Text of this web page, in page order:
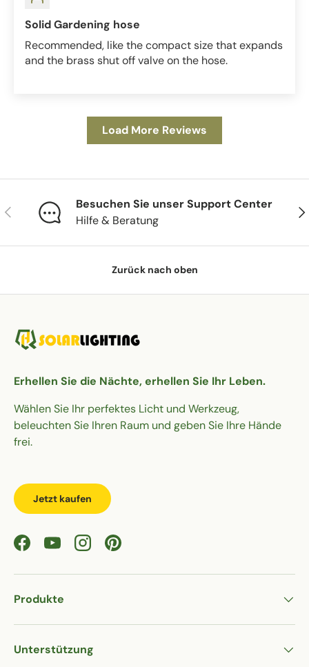
Solid Gardening hose
Recommended, like the compact size that expands
and the brass shut off valve on the hose.
Load More Reviews
Vorherige
Besuchen Sie unser Support Center
Hilfe & Beratung
Zurück nach oben
Erhellen Sie die Nächte, erhellen Sie Ihr Leben.
Wählen Sie Ihr perfektes Licht und Werkzeug,
beleuchten Sie Ihren Raum und geben Sie Ihre Hände
frei.
Jetzt kaufen
FacebookYouTubeInstagramPinterest
Produkte
Unterstützung